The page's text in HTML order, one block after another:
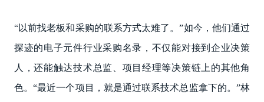
“以前找老板和采购的联系方式太难了。”如今，他们通过
探迹的电子元件行业采购名录，不仅能对接到企业决策
人，还能触达技术总监、项目经理等决策链上的其他角
色。“最近一个项目，就是通过联系技术总监拿下的。”林